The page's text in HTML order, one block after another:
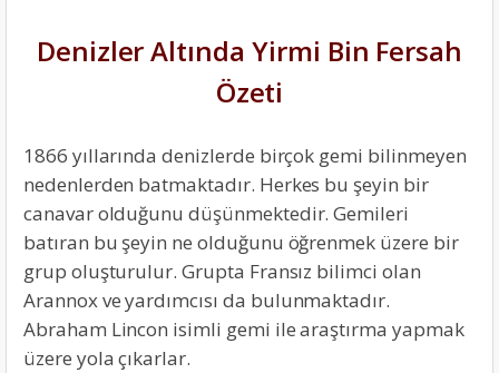
Denizler Altında Yirmi Bin Fersah
Özeti
1866 yıllarında denizlerde birçok gemi bilinmeyen
nedenlerden batmaktadır. Herkes bu şeyin bir
canavar olduğunu düşünmektedir. Gemileri
batıran bu şeyin ne olduğunu öğrenmek üzere bir
grup oluşturulur. Grupta Fransız bilimci olan
Arannox ve yardımcısı da bulunmaktadır.
Abraham Lincon isimli gemi ile araştırma yapmak
üzere yola çıkarlar.